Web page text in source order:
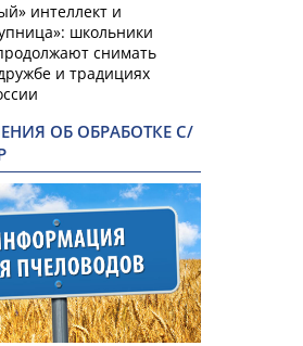
интеллект и
школьники
снимать
и традициях
ОБ ОБРАБОТКЕ С/